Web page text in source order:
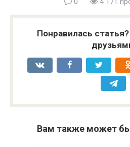
Понравилась
Вам также может